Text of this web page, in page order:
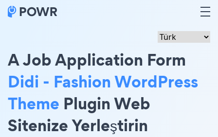
A Job Application Form
Didi - Fashion WordPress
Theme Plugin Web
Sitenize Yerleştirin